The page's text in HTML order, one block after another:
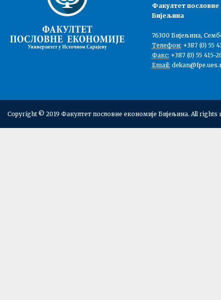
Факултет пословне
Бијељина
76300 Бијељина,
Телефон: +387 (0) 55
Факс: +387 (0) 55 415-
Email:
Copyright © 2019 Факултет пословне економије Бијељина. All rights